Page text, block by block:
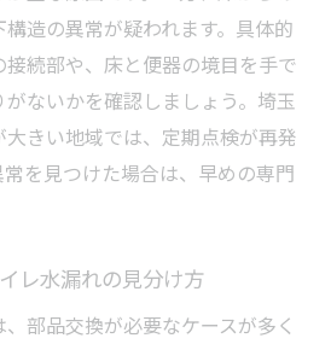
造の異常が疑われます。具体的
続部や、床と便器の境目を手で
ないかを確認しましょう。埼玉
きい地域では、定期点検が再発
を見つけた場合は、早めの専門
レ水漏れの見分け方
部品交換が必要なケースが多く